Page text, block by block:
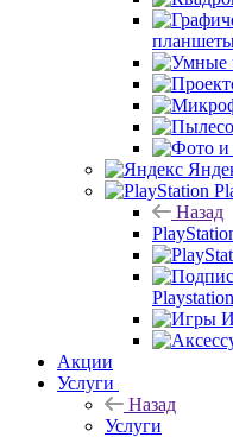
Назад
Акции
Услуги
Назад
Услуги